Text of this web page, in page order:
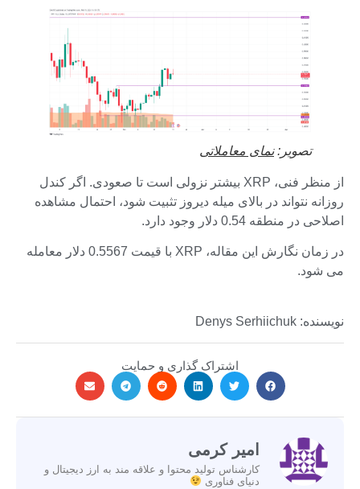
تصویر:نمای معاملاتی
از منظر فنی، XRP بیشتر نزولی است تا صعودی. اگر کندل
روزانه نتواند در بالای میله دیروز تثبیت شود، احتمال مشاهده
اصلاحی در منطقه 0.54 دلار وجود دارد.
در زمان نگارش این مقاله، XRP با قیمت 0.5567 دلار معامله
می شود.
نویسنده: Denys Serhiichuk
اشتراک گذاری و حمایت
امیر کرمی
کارشناس تولید محتوا و علاقه مند به ارز دیجیتال و
دنیای فناوری